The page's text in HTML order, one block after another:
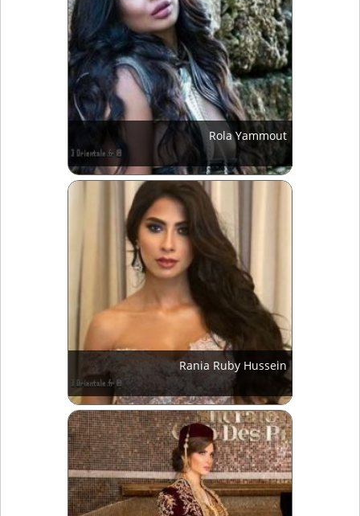
Rola Yammout
Rania Ruby Hussein